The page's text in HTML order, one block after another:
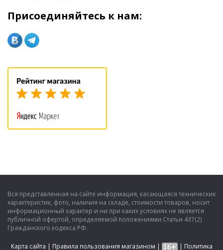
Присоединяйтесь к нам:
Вся представленная на сайте информация, касающаяся технических
характеристик, фото, наличия на складе, стоимости товаров, носит
информационный характер и ни при каких условиях не является
публичной офертой, определяемой положениями Статьи 437(2)
Гражданского кодекса РФ.
Карта сайта | Правила пользования магазином | | Политика